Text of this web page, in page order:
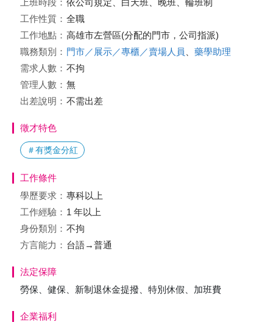
上班時段： 依公司規定、白天班、晚班、輪班制
工作性質： 全職
工作地點： 高雄市左營區(分配的門市，公司指派)
職務類別： 門市／展示／專櫃／賣場人員
藥學助理
需求人數： 不拘
管理人數： 無
出差說明： 不需出差
徵才特色
＃有獎金分紅
工作條件
學歷要求： 專科以上
工作經驗： 1 年以上
身份類別： 不拘
方言能力： 台語→普通
法定保障
勞保、健保、新制退休金提撥、特別休假、加班費
企業福利